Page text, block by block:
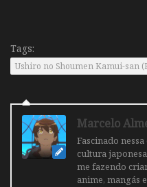
Tags:
Ushiro no Shoumen Kamui-san
Marcelo
Fascinado
cultura
me fazendo
anime, mangás